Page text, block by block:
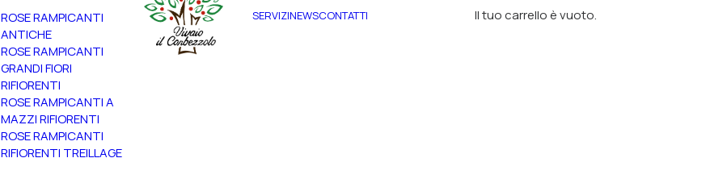
ROSE RAMPICANTI
ANTICHE
ROSE RAMPICANTI
GRANDI FIORI
RIFIORENTI
ROSE RAMPICANTI A
MAZZI RIFIORENTI
ROSE RAMPICANTI
RIFIORENTI TREILLAGE
SERVIZINEWSCONTATTI Il tuo carrello è vuoto.